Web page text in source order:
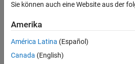
Sie können auch eine Website aus der
Amerika
América Latina (Español)
Canada (English)